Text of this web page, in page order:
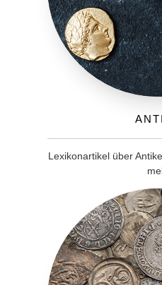
Lexikonartikel über